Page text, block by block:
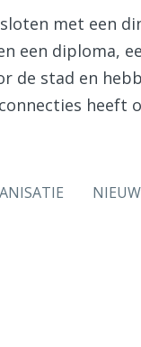
met een
een diploma,
de stad en
heeft